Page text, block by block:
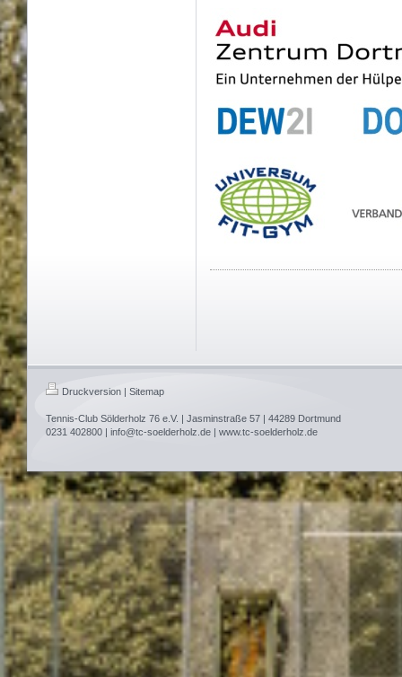
Druckversion | Sitemap
Tennis-Club Sölderholz 76 e.V. | Jasminstraße 57 | 44289 Dortmund
0231 402800 | info@tc-soelderholz.de | www.tc-soelderholz.de